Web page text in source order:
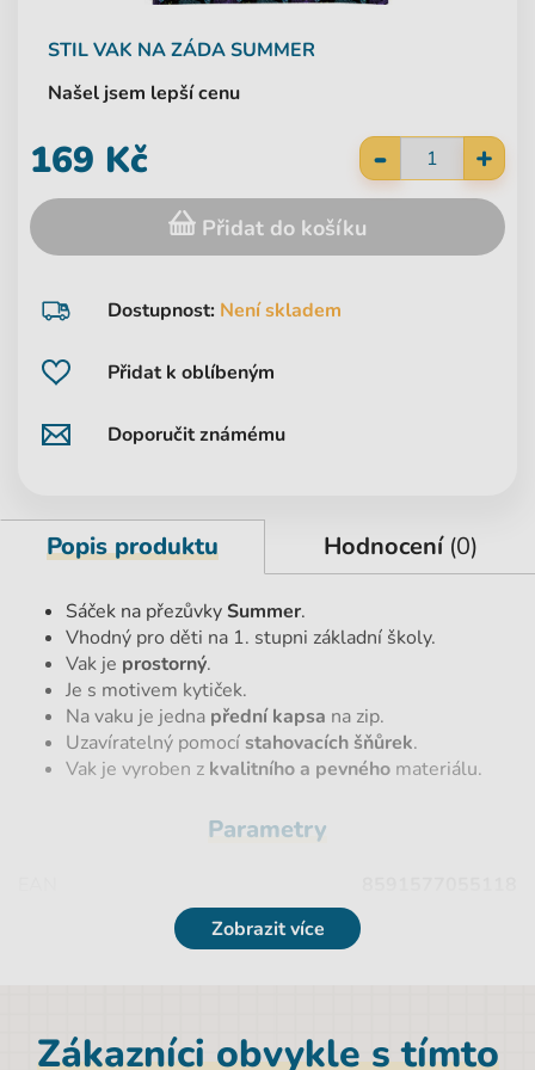
STILVAK NA ZÁDA SUMMER
Našel jsem lepší cenu
Přidat k oblíbeným
Doporučit známému
Dostupnost: Není skladem
- +
169 Kč
Přidat do košíku
Popis produktu Hodnocení (0)
Sáček na přezůvkySummer.
Vhodný pro děti na 1. stupni základní školy.
Vak je prostorný.
Je s motivem kytiček.
Na vaku je jedna přední kapsa na zip.
Uzavíratelný pomocí stahovacích šňůrek.
Vak je vyroben z kvalitního a pevného materiálu.
Parametry
Značka
Stil
Zobrazit více
Zákazníci obvykle s tímto